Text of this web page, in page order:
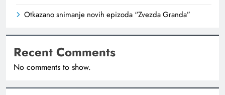
Otkazano snimanje novih epizoda “Zvezda Granda”
Recent Comments
No comments to show.